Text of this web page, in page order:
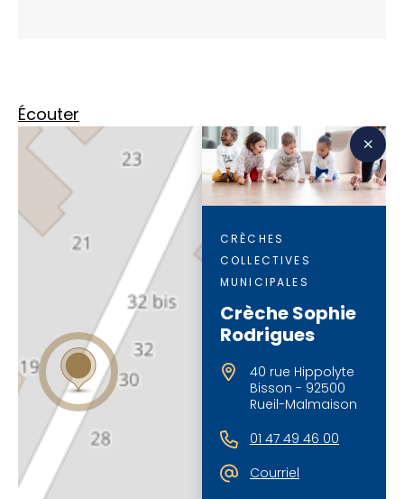
Écouter
CRÈCHES
COLLECTIVES
MUNICIPALES
Crèche Sophie
Rodrigues
40 rue Hippolyte
Bisson - 92500
Rueil-Malmaison
01 47 49 46 00
Courriel